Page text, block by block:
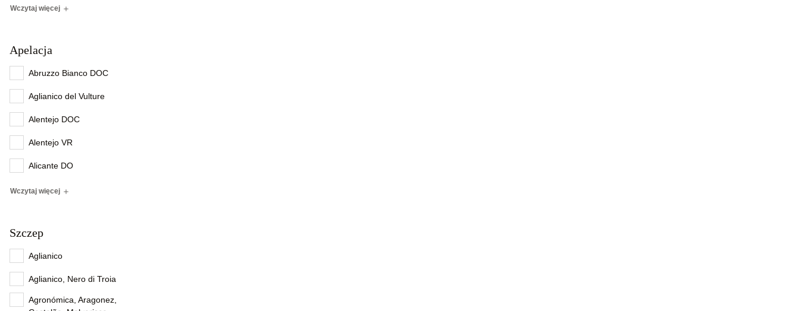
Wczytaj więcej
Apelacja
Abruzzo Bianco DOC
Aglianico del Vulture
Alentejo DOC
Alentejo VR
Alicante DO
Wczytaj więcej
Szczep
Aglianico
Aglianico, Nero di Troia
Agronómica, Aragonez,